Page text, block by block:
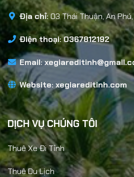
Địa chỉ:03 Thái Thuận, An
Điện thoại: 0367812192
Email:
Website: xegiareditinh.com
DỊCH VỤ CHÚNG TÔI
Thuê Xe Đi Tỉnh
Thuê Du Lịch